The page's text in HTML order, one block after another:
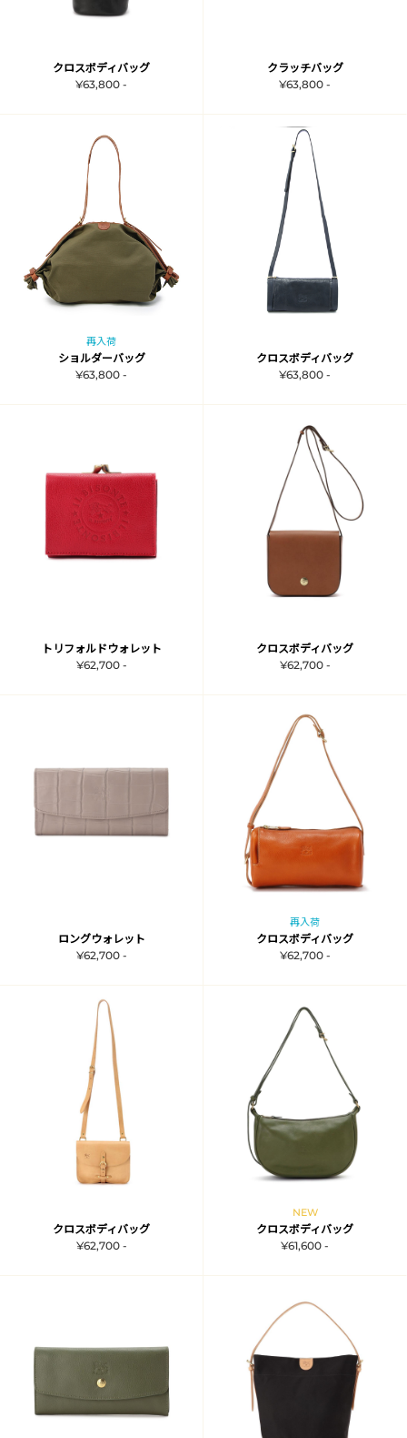
クロスボディバッグ
¥63,800 -
クラッチバッグ
¥63,800 -
再入荷
ショルダーバッグ
¥63,800 -
クロスボディバッグ
¥63,800 -
トリフォルドウォレット
¥62,700 -
クロスボディバッグ
¥62,700 -
ロングウォレット
¥62,700 -
再入荷
クロスボディバッグ
¥62,700 -
クロスボディバッグ
¥62,700 -
NEW
クロスボディバッグ
¥61,600 -